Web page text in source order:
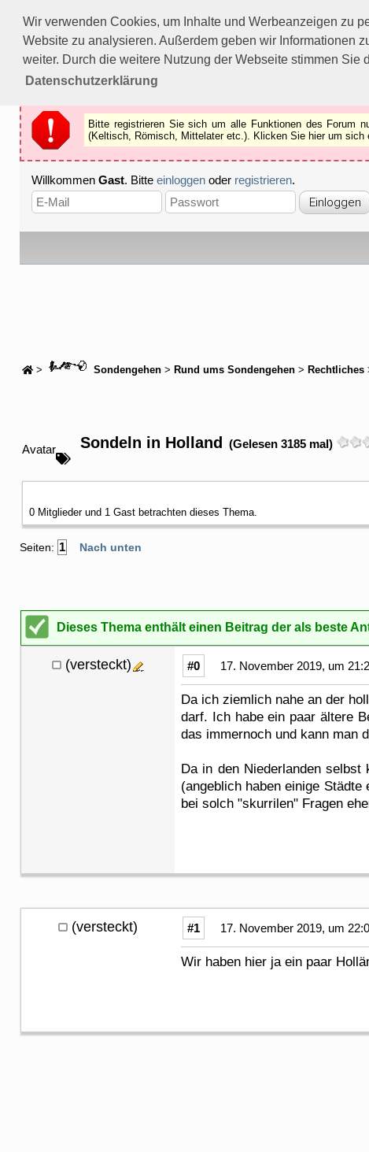
Wir verwenden Cookies, um Inhalte und Werbeanzeigen zu
Website zu analysieren. Außerdem geben wir Informationen
weiter. Durch die weitere Nutzung der Webseite stimmen
Datenschutzerklärung
Bitte registrieren Sie sich um alle Funktionen des Forums
Als Gast können Sie z.B.keine Bilderbetrachten.
Registrieren
Schliessen
Bitte registrieren Sie sich um alle Funktionen des Forum
(Keltisch, Römisch, Mittelater etc.). Klicken Sie hier um sich
Willkommen Gast. Bitte einloggen oder registrieren.
> Sondengehen > Rund ums Sondengehen > Rechtliches
Avatar Sondeln in Holland (Gelesen 3185 mal)
0 Mitglieder und 1 Gast betrachten dieses Thema.
Seiten: 1 Nach unten
Dieses Thema enthält einen Beitrag der als beste
(versteckt) #0 17. November 2019, um
Da ich ziemlich nahe an der
darf. Ich habe ein paar ältere
das immernoch und kann man
Da in den Niederlanden
(angeblich haben einige
bei solch "skurrilen" Fragen
(versteckt) #1 17. November 2019, um
Wir haben hier ja ein paar